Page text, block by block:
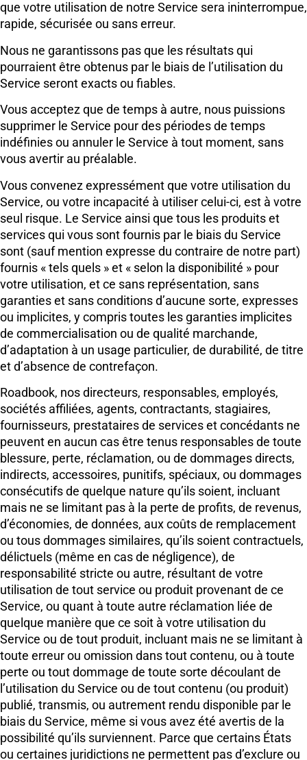
que votre utilisation de notre Service sera ininterrompue,
rapide, sécurisée ou sans erreur.
Nous ne garantissons pas que les résultats qui
pourraient être obtenus par le biais de l’utilisation du
Service seront exacts ou fiables.
Vous acceptez que de temps à autre, nous puissions
supprimer le Service pour des périodes de temps
indéfinies ou annuler le Service à tout moment, sans
vous avertir au préalable.
Vous convenez expressément que votre utilisation du
Service, ou votre incapacité à utiliser celui-ci, est à votre
seul risque. Le Service ainsi que tous les produits et
services qui vous sont fournis par le biais du Service
sont (sauf mention expresse du contraire de notre part)
fournis « tels quels » et « selon la disponibilité » pour
votre utilisation, et ce sans représentation, sans
garanties et sans conditions d’aucune sorte, expresses
ou implicites, y compris toutes les garanties implicites
de commercialisation ou de qualité marchande,
d’adaptation à un usage particulier, de durabilité, de titre
et d’absence de contrefaçon.
Roadbook, nos directeurs, responsables, employés,
sociétés affiliées, agents, contractants, stagiaires,
fournisseurs, prestataires de services et concédants ne
peuvent en aucun cas être tenus responsables de toute
blessure, perte, réclamation, ou de dommages directs,
indirects, accessoires, punitifs, spéciaux, ou dommages
consécutifs de quelque nature qu’ils soient, incluant
mais ne se limitant pas à la perte de profits, de revenus,
d’économies, de données, aux coûts de remplacement
ou tous dommages similaires, qu’ils soient contractuels,
délictuels (même en cas de négligence), de
responsabilité stricte ou autre, résultant de votre
utilisation de tout service ou produit provenant de ce
Service, ou quant à toute autre réclamation liée de
quelque manière que ce soit à votre utilisation du
Service ou de tout produit, incluant mais ne se limitant à
toute erreur ou omission dans tout contenu, ou à toute
perte ou tout dommage de toute sorte découlant de
l’utilisation du Service ou de tout contenu (ou produit)
publié, transmis, ou autrement rendu disponible par le
biais du Service, même si vous avez été avertis de la
possibilité qu’ils surviennent. Parce que certains États
ou certaines juridictions ne permettent pas d’exclure ou